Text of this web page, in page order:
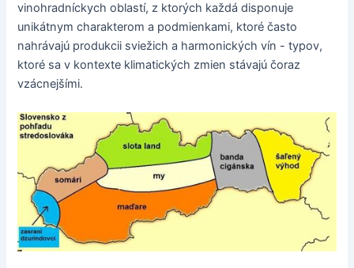
vinohradníckych oblastí, z ktorých každá disponuje
unikátnym charakterom a podmienkami, ktoré často
nahrávajú produkcii sviežich a harmonických vín - typov,
ktoré sa v kontexte klimatických zmien stávajú čoraz
vzácnejšími.